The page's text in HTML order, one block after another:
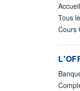
Tous
Cours